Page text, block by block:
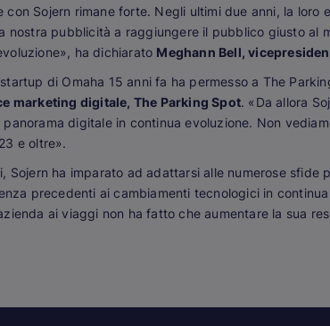
con Sojern rimane forte. Negli ultimi due anni, la
nostra pubblicità a raggiungere il pubblico giusto al
ha dichiarato Meghann Bell,
di Omaha 15 anni fa ha permesso a The
marketing digitale, The Parking Spot. «Da allora
digitale in continua evoluzione. Non
e oltre».
Sojern ha imparato ad adattarsi alle numerose
precedenti ai cambiamenti tecnologici in
ai viaggi non ha fatto che aumentare la sua